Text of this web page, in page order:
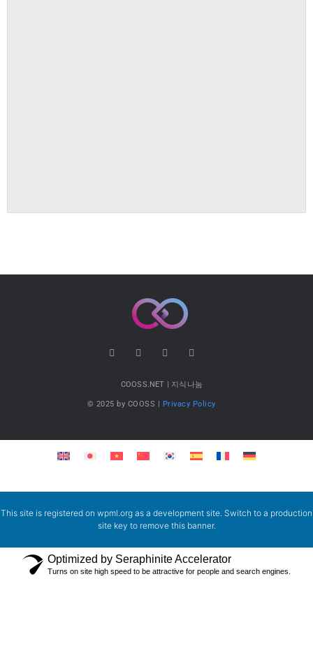
COOSS.NET | 지식나눔
© 2025 by COOSS | Privacy Policy
This site is registered on wpml.org as a development site. Switch to a production
site key to remove this banner.
Optimized by Seraphinite Accelerator
Turns on site high speed to be attractive for people and search engines.